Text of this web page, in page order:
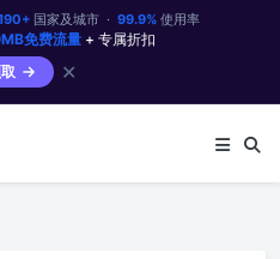
国家及城市 · 99.9%使用率
免费流量 + 专属折扣
✕